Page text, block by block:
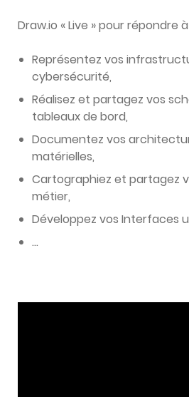
Draw.io « Live » pour répondre
Représentez vos
cybersécurité,
Réalisez et partagez vos
tableaux de bord,
Documentez vos
matérielles,
Cartographiez et partagez
métier,
Développez vos Interfaces
…